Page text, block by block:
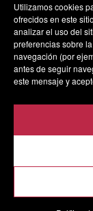
Utilizamos cookies
ofrecidos en este
analizar el uso del
preferencias sobre
navegación (por
antes de seguir
este mensaje y
Al usar este
gestión de tus
que has leído
POLÍTICA
SALA VESTA